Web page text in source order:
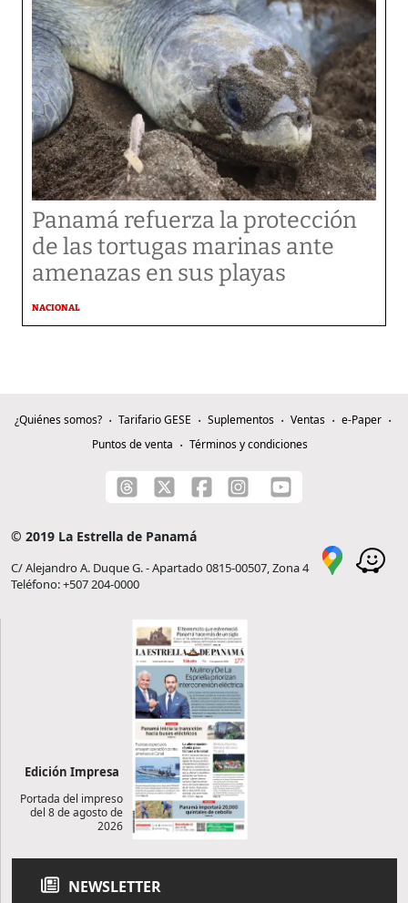
Panamá refuerza la protección
de las tortugas marinas ante
amenazas en sus playas
NACIONAL
¿Quiénes somos? Tarifario GESE Suplementos Ventas
e-Paper
Puntos de venta
Términos y condiciones
© 2019 La Estrella de Panamá
C/ Alejandro A. Duque G. - Apartado 0815-00507, Zona 4
Teléfono: +507 204-0000
Edición Impresa
Portada del impreso
del 8 de agosto de
2026
NEWSLETTER